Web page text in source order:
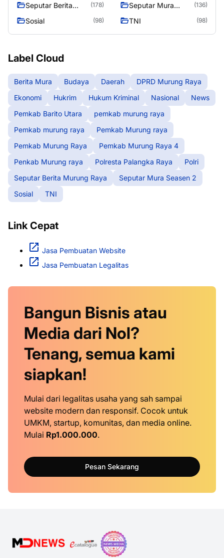
Seputar Berita
(178)
Seputar Mura
(136)
Sosial (98) TNI (98)
Label Cloud
Berita Mura Budaya Daerah
DPRD Murung Raya
Ekonomi
Hukrim Hukum Kriminal Nasional
News
Pemkab Barito Utara
pemkab murung raya
Pemkab murung raya
Pemkab Murung raya
Pemkab Murung Raya
Pemkab Murung Raya 4
Penkab Murung raya
Polresta Palangka Raya
Polri
Seputar Berita Murung Raya
Seputar Mura Seasen 2
Sosial
TNI
Link Cepat
Jasa Pembuatan Website
Jasa Pembuatan Legalitas
Bangun Bisnis atau
Media dari Nol?
Tenang, semua kami
siapkan!
Mulai dari legalitas usaha yang sah sampai
website modern dan responsif. Cocok untuk
UMKM, startup, komunitas, dan media online.
Mulai Rp1.000.000.
Pesan Sekarang